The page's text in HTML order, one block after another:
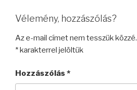
Vélemény, hozzászólás?
Az e-mail címet nem tesszük közzé.
*karakterrel jelöltük
Hozzászólás *